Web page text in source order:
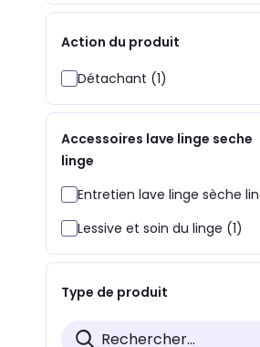
Action du produit
Détachant (1)
Accessoires lave linge seche
linge
Entretien lave linge sèche
Lessive et soin du linge (1)
Type de produit